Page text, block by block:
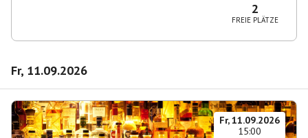
2
FREIE PLÄTZE
Fr, 11.09.2026
Fr, 11.09.2026
15:00